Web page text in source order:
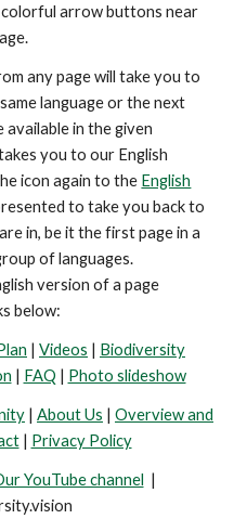
arrow buttons near
any page will take you to
language or the next
available in the given
you to our English
icon again to the English
to take you back to
in, be it the first page in a
of languages.
version of a page
below:
| Videos | Biodiversity
| FAQ | Photo slideshow
| About Us | Overview and
| Privacy Policy
YouTube channel |